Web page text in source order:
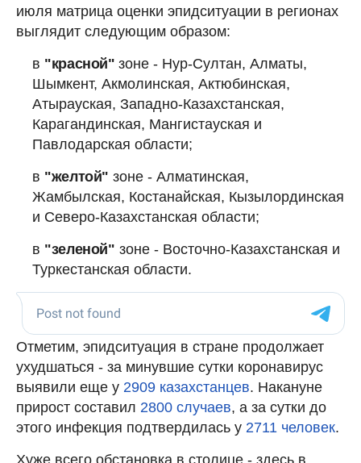
июля матрица оценки эпидситуации в регионах
выглядит следующим образом:
в "красной"зоне - Нур-Султан, Алматы,
Шымкент, Акмолинская, Актюбинская,
Атырауская, Западно-Казахстанская,
Карагандинская, Мангистауская и
Павлодарская области;
в "желтой" зоне - Алматинская,
Жамбылская, Костанайская, Кызылординская
и Северо-Казахстанская области;
в "зеленой" зоне - Восточно-Казахстанская и
Туркестанская области.
Отметим, эпидситуация в стране продолжает
ухудшаться - за минувшие сутки коронавирус
выявили еще у 2909 казахстанцев. Накануне
прирост составил 2800 случаев, а за сутки до
этого инфекция подтвердилась у 2711 человек.
Хуже всего обстановка в столице - здесь в